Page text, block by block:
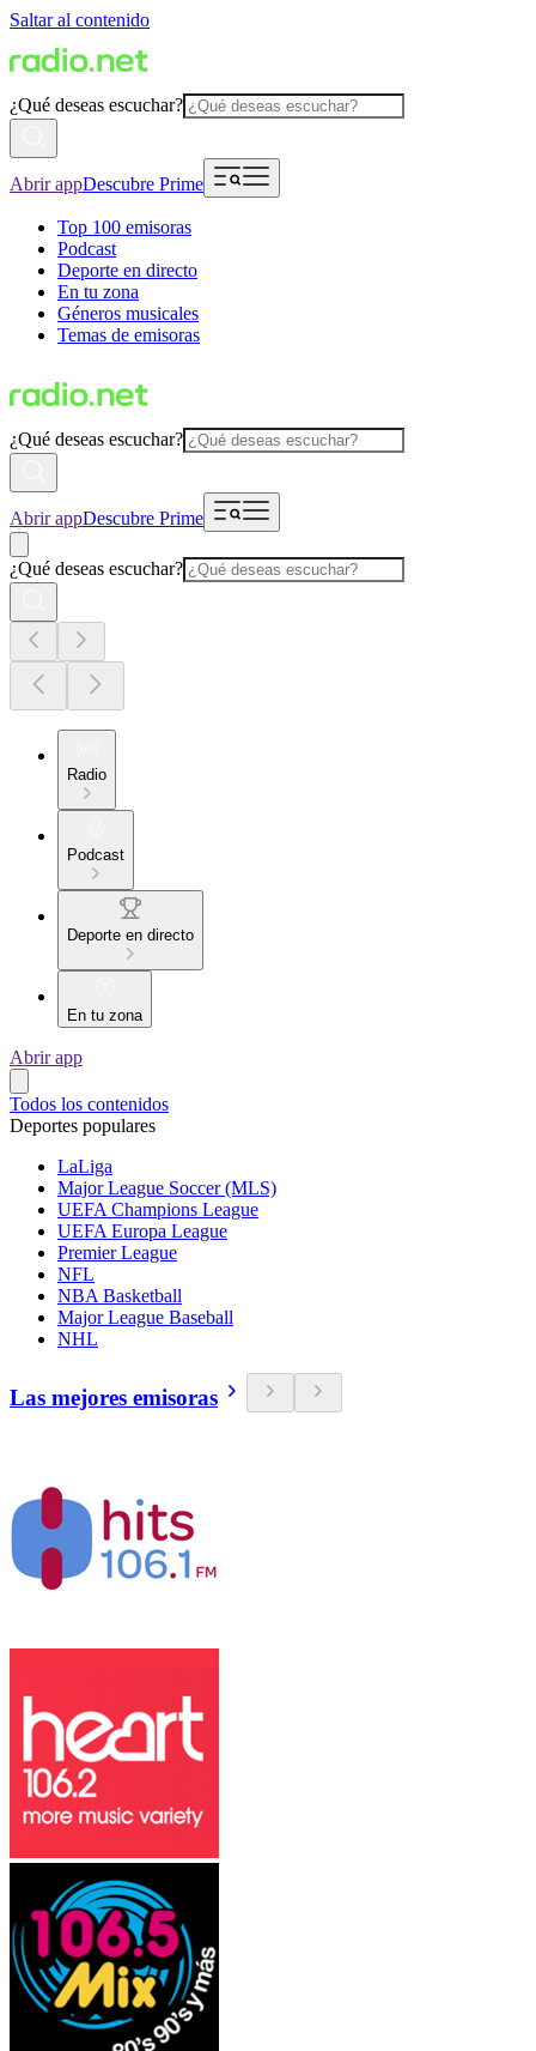
Saltar al contenido
¿Qué deseas escuchar?
Abrir appDescubre Prime
Top 100 emisoras
Podcast
Deporte en directo
En tu zona
Géneros musicales
Temas de emisoras
¿Qué deseas escuchar?
Abrir appDescubre Prime
¿Qué deseas escuchar?
Radio
Podcast
Deporte en directo
En tu zona
Abrir app
Todos los contenidos
Deportes populares
LaLiga
Major League Soccer (MLS)
UEFA Champions League
UEFA Europa League
Premier League
NFL
NBA Basketball
Major League Baseball
NHL
Las mejores emisoras